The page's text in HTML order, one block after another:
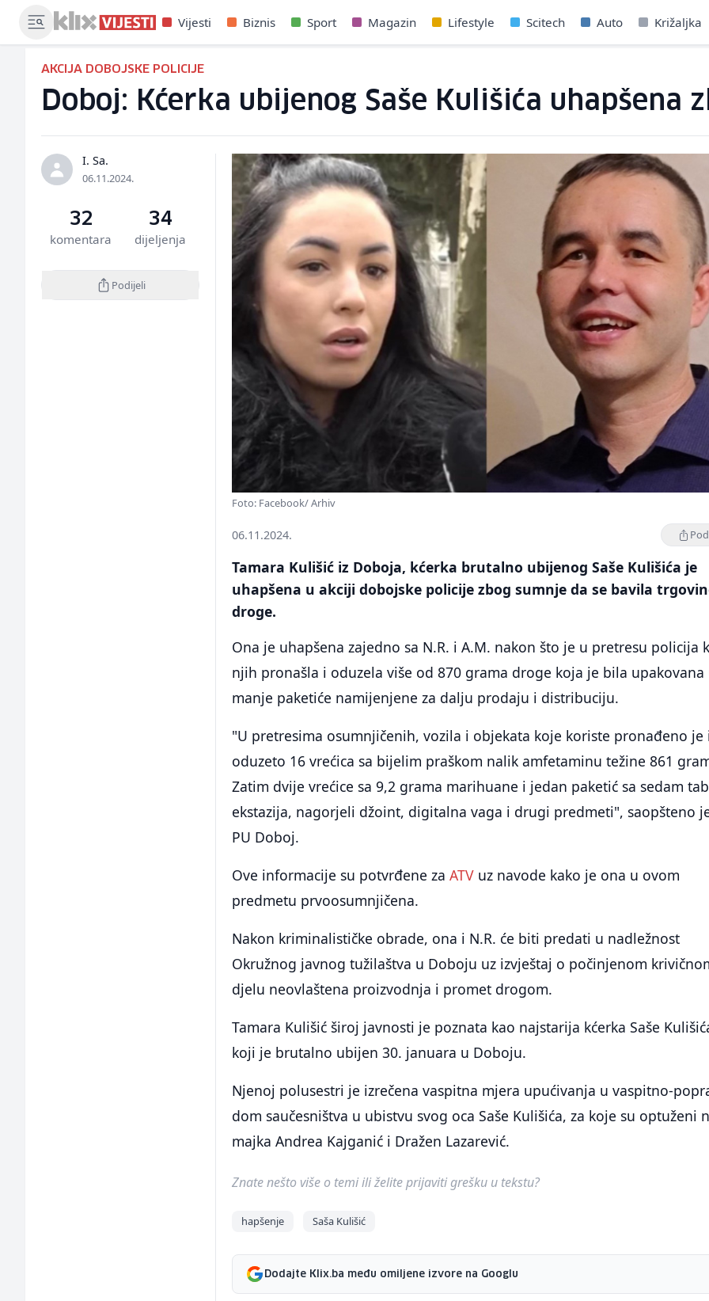
Vijesti Biznis Sport Magazin Lifestyle Scitech Auto Križaljka
AKCIJA DOBOJSKE POLICIJE
Doboj: Kćerka ubijenog Saše Kulišića uhapšena
I. Sa.
06.11.2024.
32
komentara
34
dijeljenja
Podijeli
Foto: Facebook/ Arhiv
06.11.2024.
Tamara Kulišić iz Doboja, kćerka brutalno ubijenog Saše Kulišića je
uhapšena u akciji dobojske policije zbog sumnje da se bavila
droge.
Ona je uhapšena zajedno sa N.R. i A.M. nakon što je u pretresu policija
njih pronašla i oduzela više od 870 grama droge koja je bila upakovana
manje paketiće namijenjene za dalju prodaju i distribuciju.
"U pretresima osumnjičenih, vozila i objekata koje koriste pronađeno je i
oduzeto 16 vrećica sa bijelim praškom nalik amfetaminu težine 861
Zatim dvije vrećice sa 9,2 grama marihuane i jedan paketić sa sedam
ekstazija, nagorjeli džoint, digitalna vaga i drugi predmeti", saopšteno
PU Doboj.
Ove informacije su potvrđene zaATV uz navode kako je ona u ovom
predmetu prvoosumnjičena.
Nakon kriminalističke obrade, ona i N.R. će biti predati u nadležnost
Okružnog javnog tužilaštva u Doboju uz izvještaj o počinjenom
djelu neovlaštena proizvodnja i promet drogom.
Tamara Kulišić široj javnosti je poznata kao najstarija kćerka Saše
koji je brutalno ubijen 30. januara u Doboju.
Njenoj polusestri je izrečena vaspitna mjera upućivanja u vaspitno-
dom saučesništva u ubistvu svog oca Saše Kulišića, za koje su optuženi
majka Andrea Kajganić i Dražen Lazarević.
Znate nešto više o temi ili želite prijaviti grešku u tekstu?
hapšenje Saša Kulišić
Dodajte Klix.ba među omiljene izvore na Googlu